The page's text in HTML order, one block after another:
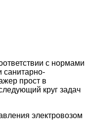
с нормами
санитарно-
прост в
круг задач
электровозом